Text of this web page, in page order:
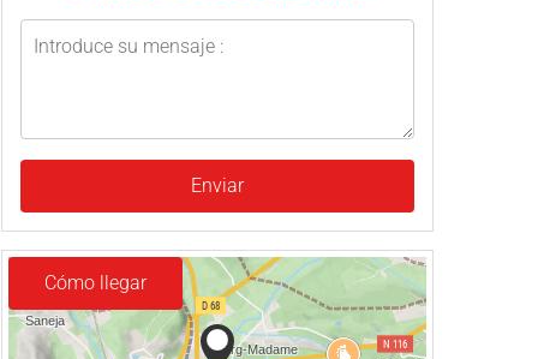
Enviar
Cómo llegar